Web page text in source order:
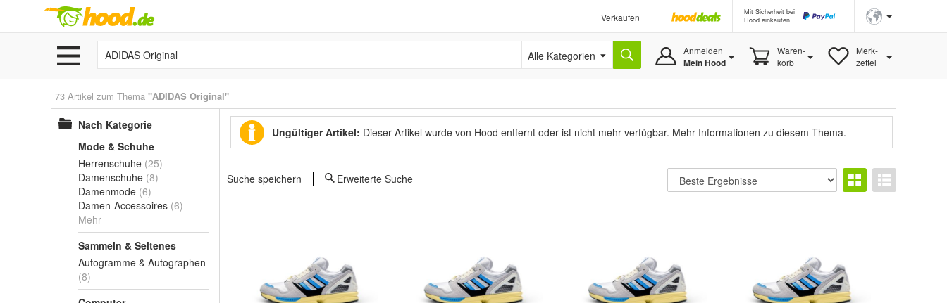
Verkaufen
Mit Sicherheit bei
Hood einkaufen
Alle Kategorien Anmelden
Mein Hood
Waren-
korb
Merk-
zettel
73 Artikel zum Thema "ADIDAS Original"
Nach Kategorie
Mode & Schuhe
Herrenschuhe (25)
Damenschuhe (8)
Damenmode (6)
Damen-Accessoires (6)
Mehr
Sammeln & Seltenes
Autogramme & Autographen
(8)
Ungültiger Artikel: Dieser Artikel wurde von Hood entfernt oder ist nicht mehr verfügbar. Mehr Informationen zu diesem Thema.
Suche speichern Erweiterte Suche